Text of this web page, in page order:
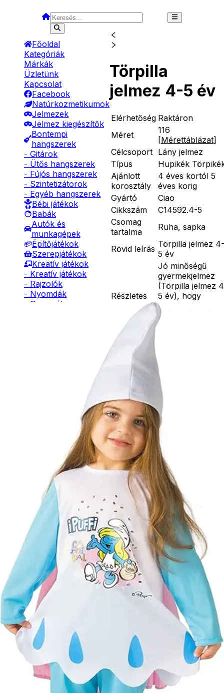
Főoldal
Kategóriák
Márkák
Üzletünk
Kapcsolat
Facebook
Natúrkozmetikumok
Jelmezek
Jelmez kiegészítők
Bontempi
hangszerek
- Gitárok
- Ütős hangszerek
- Fújós hangszerek
- Szintetizátorok
- Egyéb hangszerek
Bébi játékok
Babák
Autók és
munkagépek
Építőjátékok
Szerepjátékok
Kreatív játékok
- Kreatív játékok
- Rajzolók
- Nyomdák
- Gyurmák
- Egyéb nyári játékok
Törpilla
jelmez 4-5 év
Elérhetőség Raktáron
Méret
116
[Mérettáblázat]
Célcsoport Lány jelmez
Típus
Hupikék
Ajánlott
korosztály
4 éves kortól 5
éves korig
Gyártó
Ciao
Cikkszám
C14592.4-5
Csomag
tartalma
Ruha, sapka
Rövid leírás Törpilla jelmez 4-
5 év
Részletes
Jó minőségű
gyermekjelmez
(Törpilla jelmez
5 év), hogy
gyermeke mindig
új és változatos
egyéniség
Egyéb
30 C fokon
mosható. Nem
vasalható, nyílt
lángtól és
hőtől kérjük távol
tartani. A
adódó
jelmezcserénél a
postaköltségek a
vevőt terhelik!
Jelmezcserénél
postaköltséget
csak minőségi
probléma esetén
tudjuk átvállalni.
Tájékoztatjuk
kedves
vásárlóinkat,
a jelmezek nem
tartalmazzák a
kiegészítőket,
például harisnya,
ékszer, cipő,
paróka, kesztyű,
kardok, kemény
kalapok,
varázspálca,
seprű, szakáll,
bajusz, műanyag
korona, esernyő,
vasvilla, stb.
Amennyiben a